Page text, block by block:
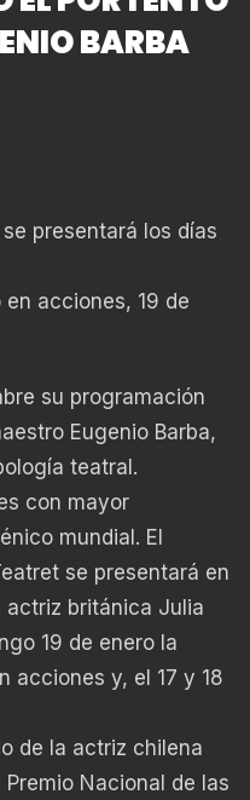
BARBA
presentará los días
acciones, 19 de
su programación
Eugenio Barba,
teatral.
con mayor
mundial. El
se presentará en
actriz británica Julia
19 de enero la
acciones y, el 17 y 18
de la actriz chilena
Nacional de las